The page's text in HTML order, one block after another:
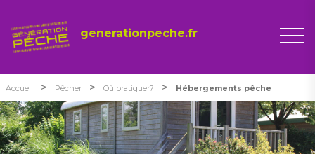
generationpeche.fr
Accueil > Pêcher > Où pratiquer? > Hébergements pêche